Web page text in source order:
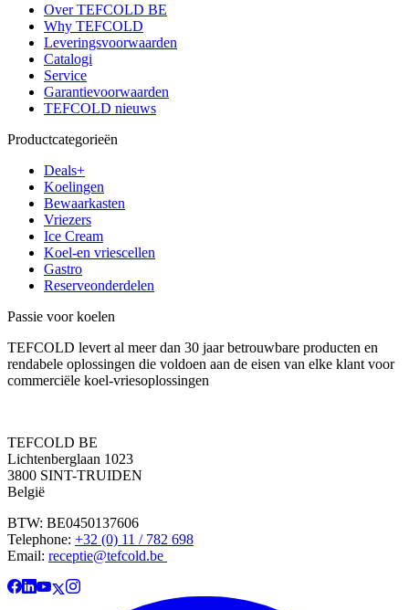
Over TEFCOLD BE
Why TEFCOLD
Leveringsvoorwaarden
Catalogi
Service
Garantievoorwaarden
TEFCOLD nieuws
Productcategorieën
Deals+
Koelingen
Bewaarkasten
Vriezers
Ice Cream
Koel-en vriescellen
Gastro
Reserveonderdelen
Passie voor koelen
TEFCOLD levert al meer dan 30 jaar betrouwbare producten en
rendabele oplossingen die voldoen aan de eisen van elke klant voor
commerciële koel-vriesoplossingen
TEFCOLD BE
Lichtenberglaan 1023
3800 SINT-TRUIDEN
België
BTW: BE0450137606
Telephone: +32 (0) 11 / 782 698
Email: receptie@tefcold.be